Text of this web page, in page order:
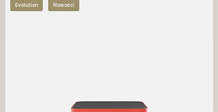
Evolution Nowości